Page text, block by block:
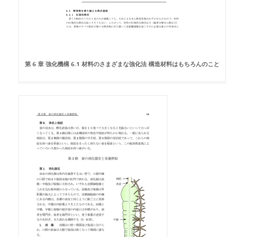
第 6 章 強化機構 6.1 材料のさまざまな強化法 構造材料はもちろんのこと